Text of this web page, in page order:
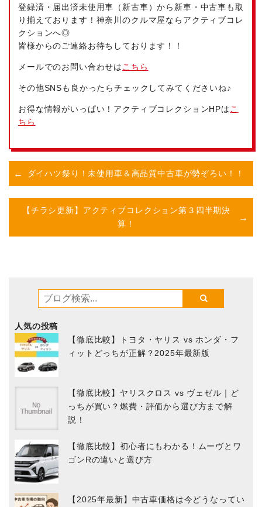
登録済・届出済未使用車（新古車）から新車・中古車も取
り揃えております！神奈川のクルマ屋ならアクティブコレ
クションへ◎
皆様からのご連絡お待ちしております！！
メールでのお問い合わせは こちら
その他SNSも良かったらチェックしてみてくださいね♪
お得な情報がいっぱい！アクティブコレクションHPは こ
ちら
ダイハツ祭り！未使用車＆高品質中古車が勢ぞろい！！
【チラシ更新】アクティブコレクション第３四半期決
算！
人気の投稿
【徹底比較】トヨタ・ヤリス vs ホンダ・フ
ィットどっちが正解？2025年最新版
【徹底比較】ヤリスクロス vs ヴェゼル｜ど
っちが買い？燃費・評価から選び方まで解
説！
【徹底比較】初心者にもわかる！ムーヴとワ
ゴンRの違いと選び方
【2025年最新】中古車価格は今どうなってい